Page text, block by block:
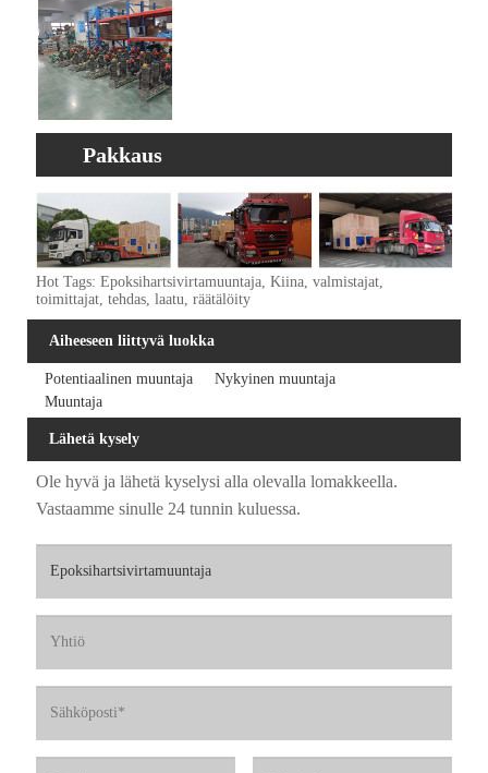
Pakkaus
Hot Tags: Epoksihartsivirtamuuntaja, Kiina, valmistajat,
toimittajat, tehdas, laatu, räätälöity
Aiheeseen liittyvä luokka
Potentiaalinen muuntaja
Nykyinen muuntaja
Muuntaja
Lähetä kysely
Ole hyvä ja lähetä kyselysi alla olevalla lomakkeella.
Vastaamme sinulle 24 tunnin kuluessa.